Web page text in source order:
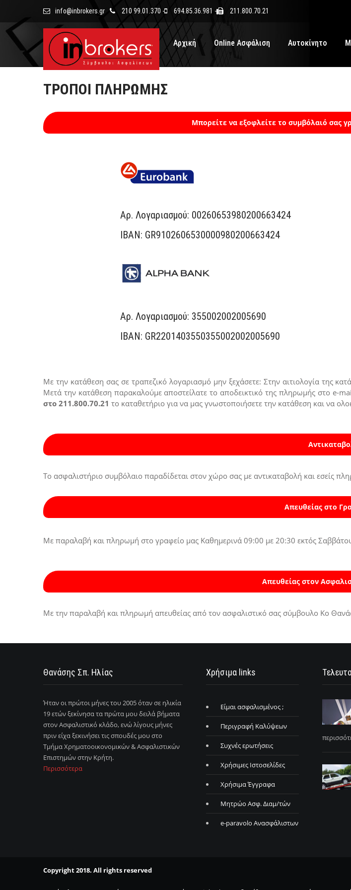
210 99.01.370 - 694.85.36.981 - 211.800.70.21
info@inbrokers.gr
Αρχική Online Ασφάλιση Αυτοκίνητο
ΤΡΌΠΟΙ ΠΛΗΡΩΜΉΣ
Μπορείτε να εξοφλείτε το συμβόλαιό σας
Αρ. Λογαριασμού: 00260653980200663424
IBAN: GR9102606530000980200663424
Αρ. Λογαριασμού: 355002002005690
IBAN: GR2201403550355002002005690
Με την κατάθεση σας σε τραπεζικό λογαριασμό μην ξεχάσετε: Στην αιτιολογία της
Μετά την κατάθεση παρακαλούμε αποστείλατε το αποδεικτικό της πληρωμής στο e-
στο 211.800.70.21 το καταθετήριο για να μας γνωστοποιήσετε την κατάθεση και να
Το ασφαλιστήριο συμβόλαιο παραδίδεται στον χώρο σας με αντικαταβολή και εσείς
Απευθείας στο
Με παραλαβή και πληρωμή στο γραφείο μας Καθημερινά 09:00 με 20:30 εκτός
Απευθείας στον
Με την παραλαβή και πληρωμή απευθείας από τον ασφαλιστικό σας σύμβουλο Κο
Θανάσης Σπ. Ηλίας
Ήταν οι πρώτοι μήνες του 2005 όταν σε ηλικία
19 ετών ξεκίνησα τα πρώτα μου δειλά βήματα
στον Ασφαλιστικό κλάδο, ενώ λίγους μήνες
πριν είχα ξεκινήσει τις σπουδές μου στο
Τμήμα Χρηματοοικονομικών & Ασφαλιστικών
Επιστημών στην Κρήτη.
Περισσότερα
Χρήσιμα links
Είμαι ασφαλισμένος ;
Περιγραφή Καλύψεων
Συχνές ερωτήσεις
Χρήσιμες Ιστοσελίδες
Χρήσιμα Έγγραφα
Μητρώο Ασφ. Διαμ/τών
e-paravolo Ανασφάλιστων
Copyright 2018. All rights reserved